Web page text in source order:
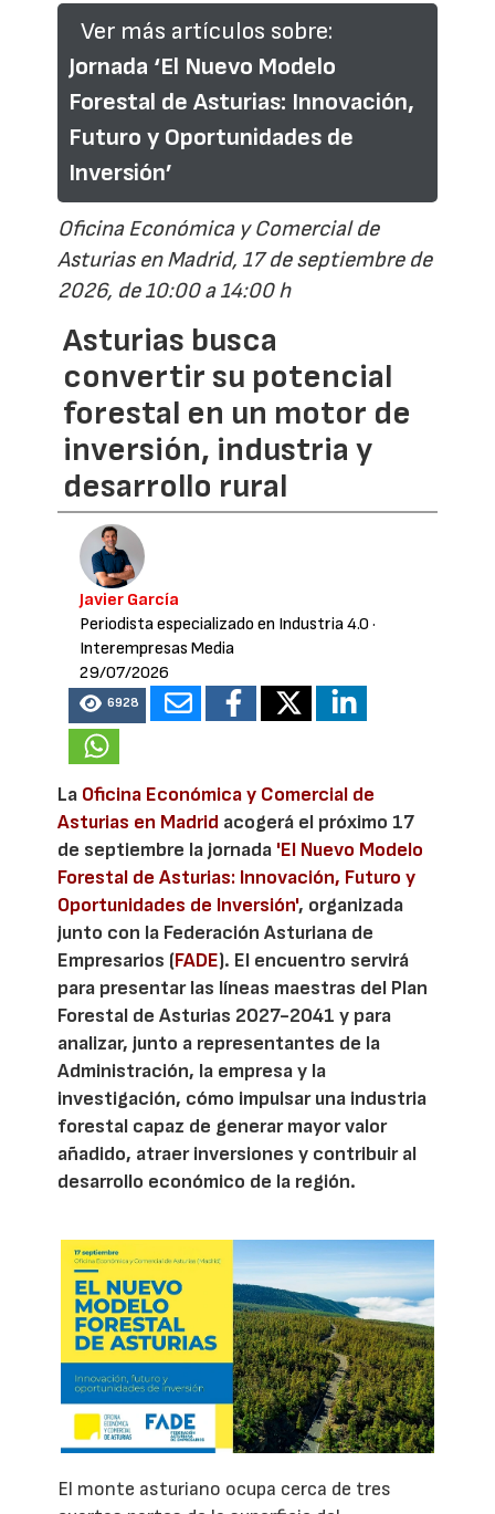
Ver más artículos sobre:
Jornada ‘El Nuevo Modelo
Forestal de Asturias: Innovación,
Futuro y Oportunidades de
Inversión’
Oficina Económica y Comercial de
Asturias en Madrid, 17 de septiembre de
2026, de 10:00 a 14:00 h
Asturias busca
convertir su potencial
forestal en un motor de
inversión, industria y
desarrollo rural
Javier García
Periodista especializado en Industria 4.0 ·
Interempresas Media
29/07/2026
6928
La Oficina Económica y Comercial de
Asturias en Madrid acogerá el próximo 17
de septiembre la jornada 'El Nuevo Modelo
Forestal de Asturias: Innovación, Futuro y
Oportunidades de Inversión', organizada
junto con la Federación Asturiana de
Empresarios (FADE). El encuentro servirá
para presentar las líneas maestras del Plan
Forestal de Asturias 2027-2041 y para
analizar, junto a representantes de la
Administración, la empresa y la
investigación, cómo impulsar una industria
forestal capaz de generar mayor valor
añadido, atraer inversiones y contribuir al
desarrollo económico de la región.
El monte asturiano ocupa cerca de tres